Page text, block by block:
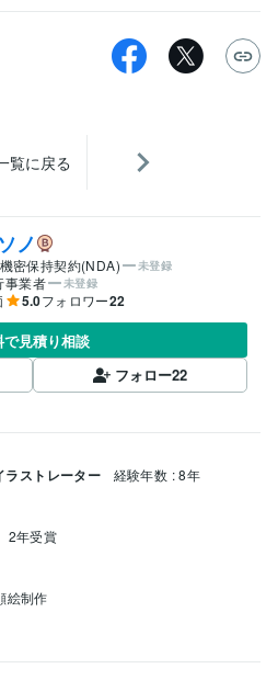
覧に戻る
ノ
機密保持契約(NDA) 未登録
事業者 未登録
5.0フォロワー22
で見積り相談
フォロー22
ラストレーター 経験年数 : 8年
2年受賞
絵制作